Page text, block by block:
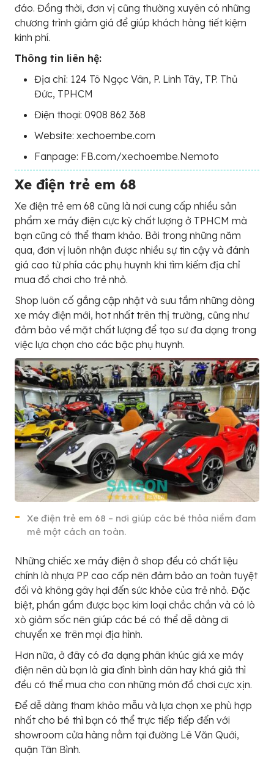
đáo. Đồng thời, đơn vị cũng thường xuyên có những
chương trình giảm giá để giúp khách hàng tiết kiệm
kinh phí.
Thông tin liên hệ:
Địa chỉ: 124 Tô Ngọc Vân, P. Linh Tây, TP. Thủ
Đức, TPHCM
Điện thoại: 0908 862 368
Website: xechoembe.com
Fanpage: FB.com/xechoembe.Nemoto
Xe điện trẻ em 68
Xe điện trẻ em 68 cũng là nơi cung cấp nhiều sản
phẩm xe máy điện cực kỳ chất lượng ở TPHCM mà
bạn cũng có thể tham khảo. Bởi trong những năm
qua, đơn vị luôn nhận được nhiều sự tin cậy và đánh
giá cao từ phía các phụ huynh khi tìm kiếm địa chỉ
mua đồ chơi cho trẻ nhỏ.
Shop luôn cố gắng cập nhật và sưu tầm những dòng
xe máy điện mới, hot nhất trên thị trường, cũng như
đảm bảo về mặt chất lượng để tạo sư đa dạng trong
việc lựa chọn cho các bậc phụ huynh.
Xe điện trẻ em 68 – nơi giúp các bé thỏa niềm đam
mê một cách an toàn.
Những chiếc xe máy điện ở shop đều có chất liệu
chính là nhựa PP cao cấp nên đảm bảo an toàn tuyệt
đối và không gây hại đến sức khỏe của trẻ nhỏ. Đặc
biệt, phần gầm được bọc kim loại chắc chắn và có lò
xò giảm sốc nên giúp các bé có thể dễ dàng di
chuyển xe trên mọi địa hình.
Hơn nữa, ở đây có đa dạng phân khúc giá xe máy
điện nên dù bạn là gia đình bình dân hay khá giả thì
đều có thể mua cho con những món đồ chơi cực xịn.
Để dễ dàng tham khảo mẫu và lựa chọn xe phù hợp
nhất cho bé thì bạn có thể trực tiếp tiếp đến với
showroom cửa hàng nằm tại đường Lê Văn Quới,
quận Tân Bình.